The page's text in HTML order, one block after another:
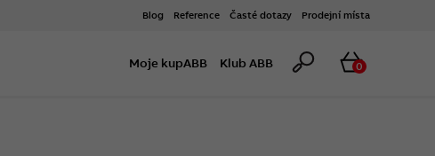
Blog Reference Časté dotazy Prodejní místa
Moje kupABB Klub ABB Hledat
0